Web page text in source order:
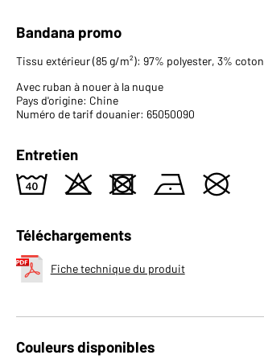
Bandana promo
Tissu extérieur (85 g/m²): 97% polyester, 3% coton
Avec ruban à nouer à la nuque
Pays d'origine: Chine
Numéro de tarif douanier: 65050090
Entretien
8 o d n U
Téléchargements
Fiche technique du produit
Couleurs disponibles